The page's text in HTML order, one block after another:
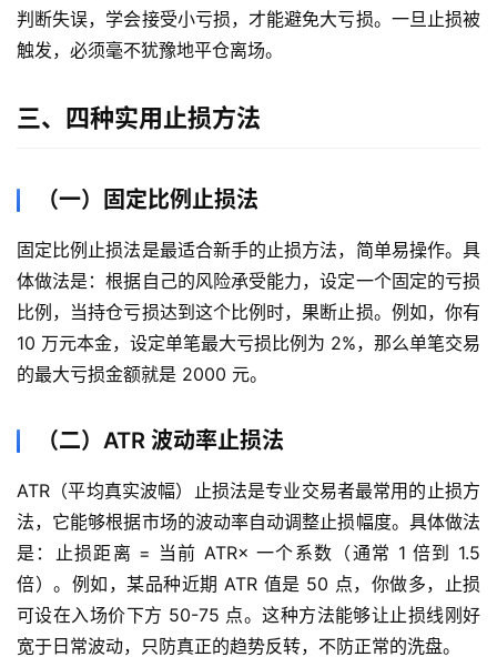
内
盘
期
货
外
德
指
期
货
判断失误，学会接受小亏损，才能避免大亏损。一旦止损被
触发，必须毫不犹豫地平仓离场。
三、四种实用止损方法
（一）固定比例止损法
固定比例止损法是最适合新手的止损方法，简单易操作。具
体做法是：根据自己的风险承受能力，设定一个固定的亏损
比例，当持仓亏损达到这个比例时，果断止损。例如，你有
10 万元本金，设定单笔最大亏损比例为 2%，那么单笔交易
的最大亏损金额就是 2000 元。
（二）ATR 波动率止损法
ATR（平均真实波幅）止损法是专业交易者最常用的止损方
法，它能够根据市场的波动率自动调整止损幅度。具体做法
是：止损距离 = 当前 ATR× 一个系数（通常 1 倍到 1.5
倍）。例如，某品种近期 ATR 值是 50 点，你做多，止损
可设在入场价下方 50-75 点。这种方法能够让止损线刚好
宽于日常波动，只防真正的趋势反转，不防正常的洗盘。